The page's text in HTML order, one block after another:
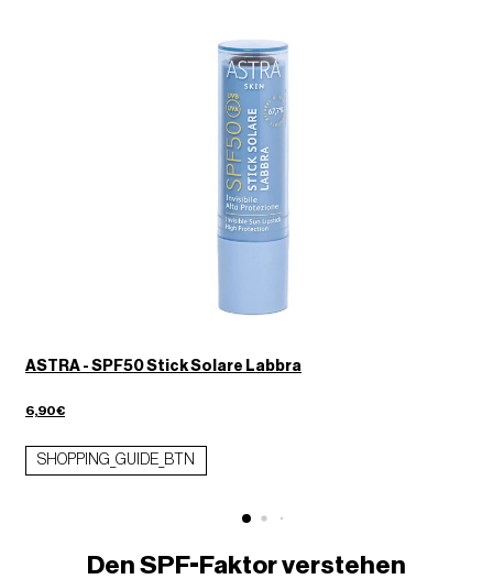
ASTRA - SPF50 Stick Solare Labbra
6,90€
SHOPPING_GUIDE_BTN
Den SPF-Faktor verstehen